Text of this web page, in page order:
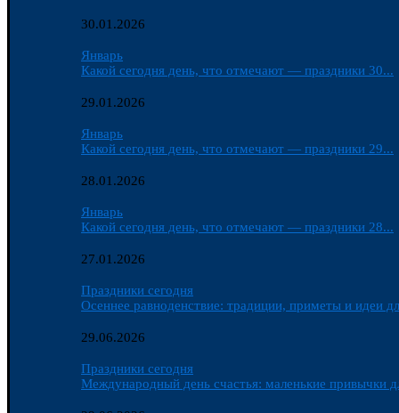
30.01.2026
Январь
Какой сегодня день, что отмечают — праздники 30...
29.01.2026
Январь
Какой сегодня день, что отмечают — праздники 29...
28.01.2026
Январь
Какой сегодня день, что отмечают — праздники 28...
27.01.2026
Праздники сегодня
Осеннее равноденствие: традиции, приметы и идеи
29.06.2026
Праздники сегодня
Международный день счастья: маленькие привычки